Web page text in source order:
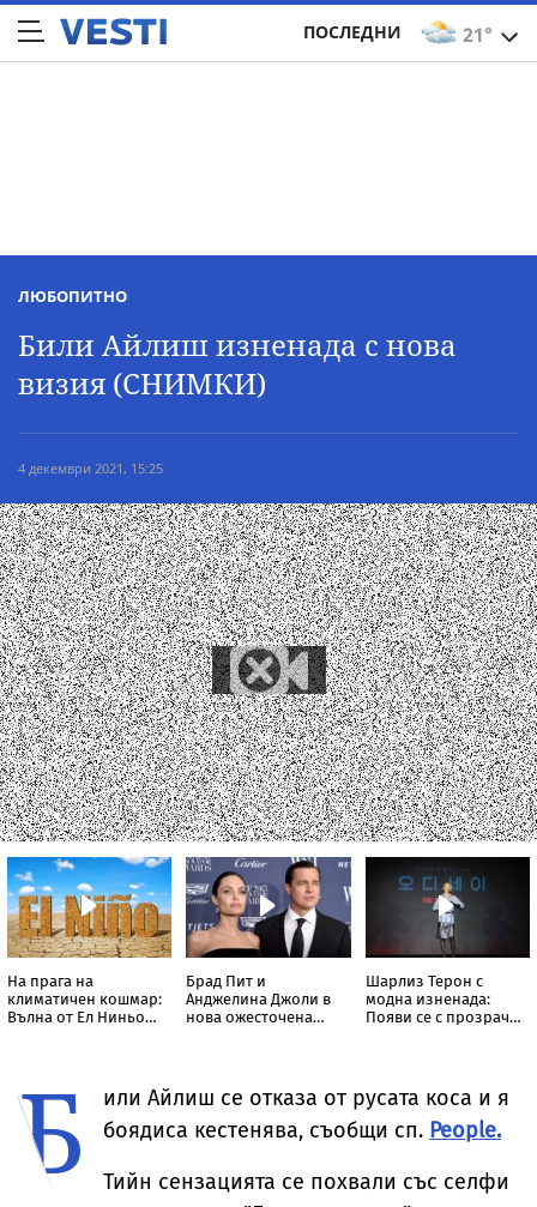
21°
ПОСЛЕДНИ
ЛЮБОПИТНО
Били Айлиш изненада с нова
визия (СНИМКИ)
4 декември 2021, 15:25
На прага на
климатичен
кошмар: Вълна
от Ел Ниньо
Брад Пит и
Анджелина
Джоли в нова
ожесточена
Шарлиз Терон с
модна изненада:
Появи се с
прозрачна пола
„Тя подготвя
нещо“: A$AP
Rocky
Риана
нов албум
Б
боядиса кестенява, съобщи сп.People.
в социалните мрежи. "Липсвам ли ви", написа